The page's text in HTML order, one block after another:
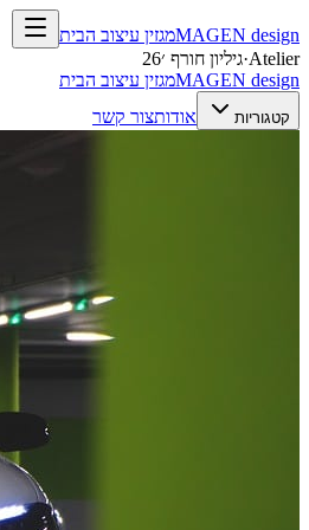
MAGEN design
מגזין עיצוב הבית
Atelier
·גיליון חורף ׳26
MAGEN design מגזין עיצוב הבית
קטגוריות אודותצור קשר